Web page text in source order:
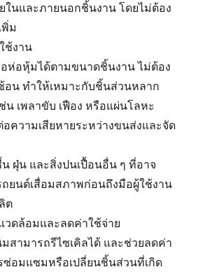
ในและภายนอกชิ้นงาน โดยไม่ต้อง
พิ่ม
ช้งาน
ห่อหุ้มได้ตามขนาดชิ้นงาน ไม่ต้อง
น ทำให้เหมาะกับชิ้นส่วนหลาก
น เพลาขับ เฟือง หรือแผ่นโลหะ
อความเสียหายระหว่างขนส่งและจัด
ฝุ่น และสิ่งปนเปื้อนอื่น ๆ ที่อาจ
ยนต์เสื่อมสภาพก่อนถึงมือผู้ใช้งาน
ต
วดล้อมและลดค่าใช้จ่าย
สามารถรีไซเคิลได้ และช่วยลดค่า
ซ่อมแซมหรือเปลี่ยนชิ้นส่วนที่เกิด